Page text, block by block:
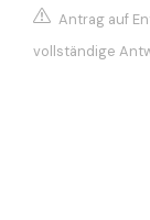
Antrag auf
vollständige